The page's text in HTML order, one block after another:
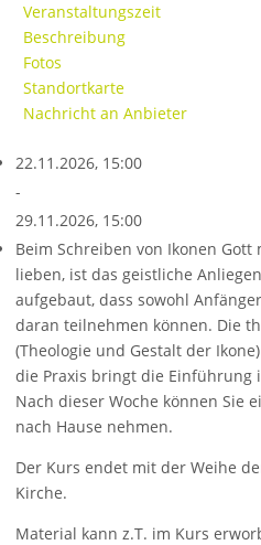
Veranstaltungszeit
Beschreibung
Fotos
Standortkarte
Nachricht an Anbieter
22.11.2026, 15:00
-
29.11.2026, 15:00
Beim Schreiben von Ikonen
lieben, ist das geistliche
aufgebaut, dass sowohl
daran teilnehmen können. Die
(Theologie und Gestalt der
die Praxis bringt die
Nach dieser Woche können Sie
nach Hause nehmen.
Der Kurs endet mit der Weihe
Kirche.
Material kann z.T. im Kurs